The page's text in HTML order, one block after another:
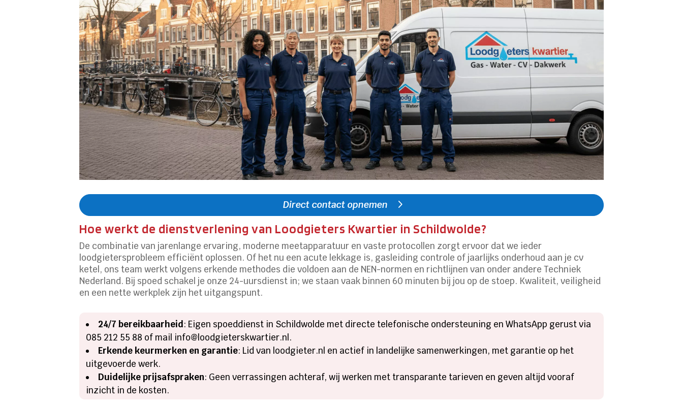
Direct contact opnemen
Hoe werkt de dienstverlening van Loodgieters Kwartier in Schildwolde?
De combinatie van jarenlange ervaring, moderne meetapparatuur en vaste protocollen zorgt ervoor dat we ieder
loodgietersprobleem efficiënt oplossen. Of het nu een acute lekkage is, gasleiding controle of jaarlijks onderhoud aan je cv
ketel, ons team werkt volgens erkende methodes die voldoen aan de NEN-normen en richtlijnen van onder andere Techniek
Nederland. Bij spoed schakel je onze 24-uursdienst in; we staan vaak binnen 60 minuten bij jou op de stoep. Kwaliteit, veiligheid
en een nette werkplek zijn het uitgangspunt.
24/7 bereikbaarheid: Eigen spoeddienst in Schildwolde met directe telefonische ondersteuning en WhatsApp gerust via
085 212 55 88 of mail info@loodgieterskwartier.nl.
Erkende keurmerken en garantie: Lid van loodgieter.nl en actief in landelijke samenwerkingen, met garantie op het
uitgevoerde werk.
Duidelijke prijsafspraken: Geen verrassingen achteraf, wij werken met transparante tarieven en geven altijd vooraf
inzicht in de kosten.